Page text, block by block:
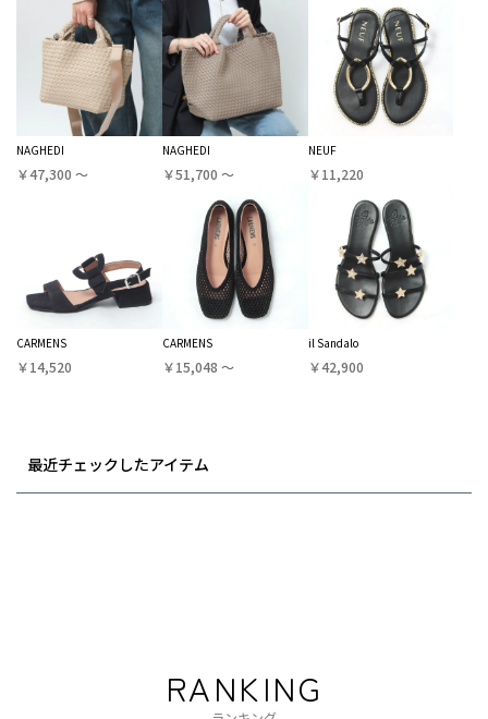
NAGHEDI
￥47,300 〜
NAGHEDI
￥51,700 〜
NEUF
￥11,220
CARMENS
￥14,520
CARMENS
￥15,048 〜
il Sandalo
￥42,900
最近チェックしたアイテム
RANKING